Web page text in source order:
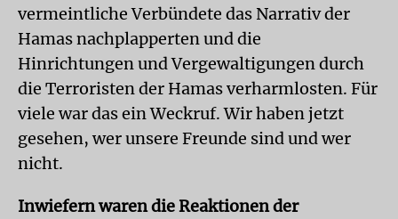
vermeintliche Verbündete das Narrativ der
Hamas nachplapperten und die
Hinrichtungen und Vergewaltigungen durch
die Terroristen der Hamas verharmlosten. Für
viele war das ein Weckruf. Wir haben jetzt
gesehen, wer unsere Freunde sind und wer
nicht.
Inwiefern waren die Reaktionen der